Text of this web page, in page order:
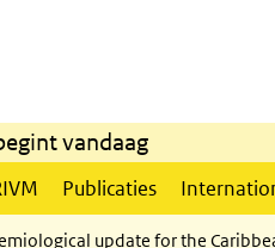
vandaag
Publicaties
update for the